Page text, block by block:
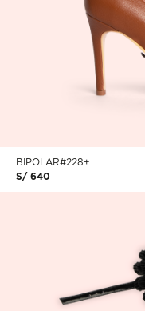
BIPOLAR#228+
S/ 640